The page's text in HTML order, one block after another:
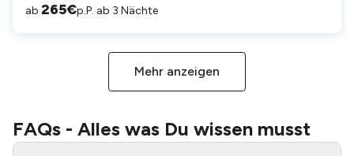
ab 265€p.P. ab 3 Nächte
Mehr anzeigen
FAQs - Alles was Du wissen musst